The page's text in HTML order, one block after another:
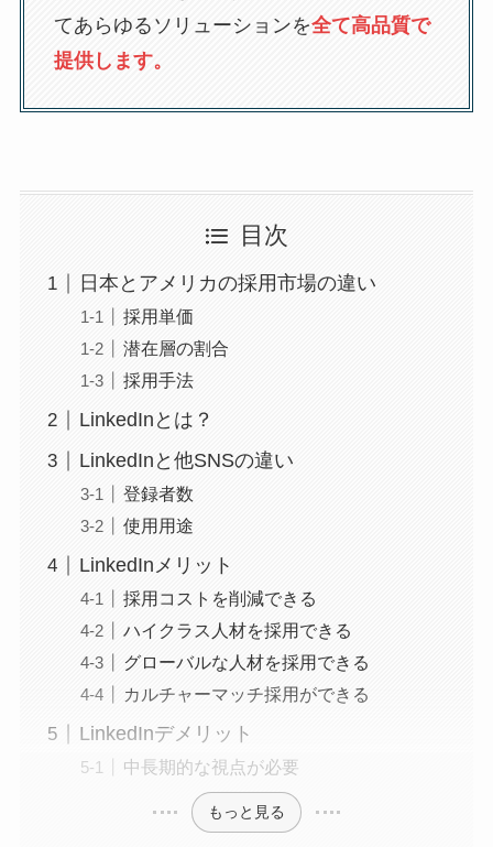
てあらゆるソリューションを全て高品質で
提供します。
目次
日本とアメリカの採用市場の違い
採用単価
潜在層の割合
採用手法
LinkedInとは？
LinkedInと他SNSの違い
登録者数
使用用途
LinkedInメリット
採用コストを削減できる
ハイクラス人材を採用できる
グローバルな人材を採用できる
カルチャーマッチ採用ができる
LinkedInデメリット
中長期的な視点が必要
もっと見る